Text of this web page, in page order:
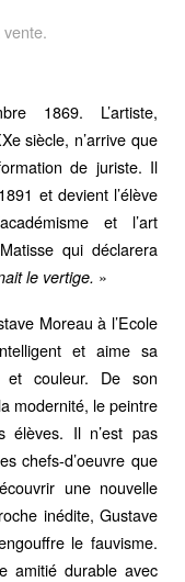
1869. L’artiste,
siècle, n’arrive que
de juriste. Il
et devient l’élève
et l’art
qui déclarera
le vertige. »
Moreau à l’Ecole
et aime sa
et couleur. De son
modernité, le peintre
élèves. Il n’est pas
chefs-d’oeuvre que
une nouvelle
inédite, Gustave
le fauvisme.
amitié durable avec